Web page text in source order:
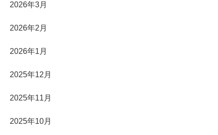
2026年3月
2026年2月
2026年1月
2025年12月
2025年11月
2025年10月